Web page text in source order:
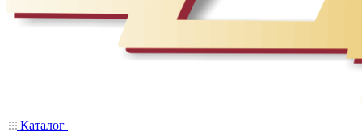
Каталог